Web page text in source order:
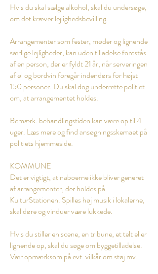
Hvis du skal sælge alkohol, skal du undersøge,
om det kræver lejlighedsbevilling.
Arrangementer som fester, møder og lignende
særlige lejligheder, kan uden tilladelse forestås
af en person, der er fyldt 21 år, når serveringen
af øl og bordvin foregår indendørs for højst
150 personer. Du skal dog underrette politiet
om, at arrangementet holdes.
Bemærk: behandlingstiden kan være op til 4
uger. Læs mere og find ansøgningsskemaet på
politiets hjemmeside.
KOMMUNE
Det er vigtigt, at naboerne ikke bliver generet
af arrangementer, der holdes på
KulturStationen. Spilles høj musik i lokalerne,
skal døre og vinduer være lukkede.
Hvis du stiller en scene, en tribune, et telt eller
lignende op, skal du søge om byggetilladelse.
Vær opmærksom på evt. vilkår om støj mv.